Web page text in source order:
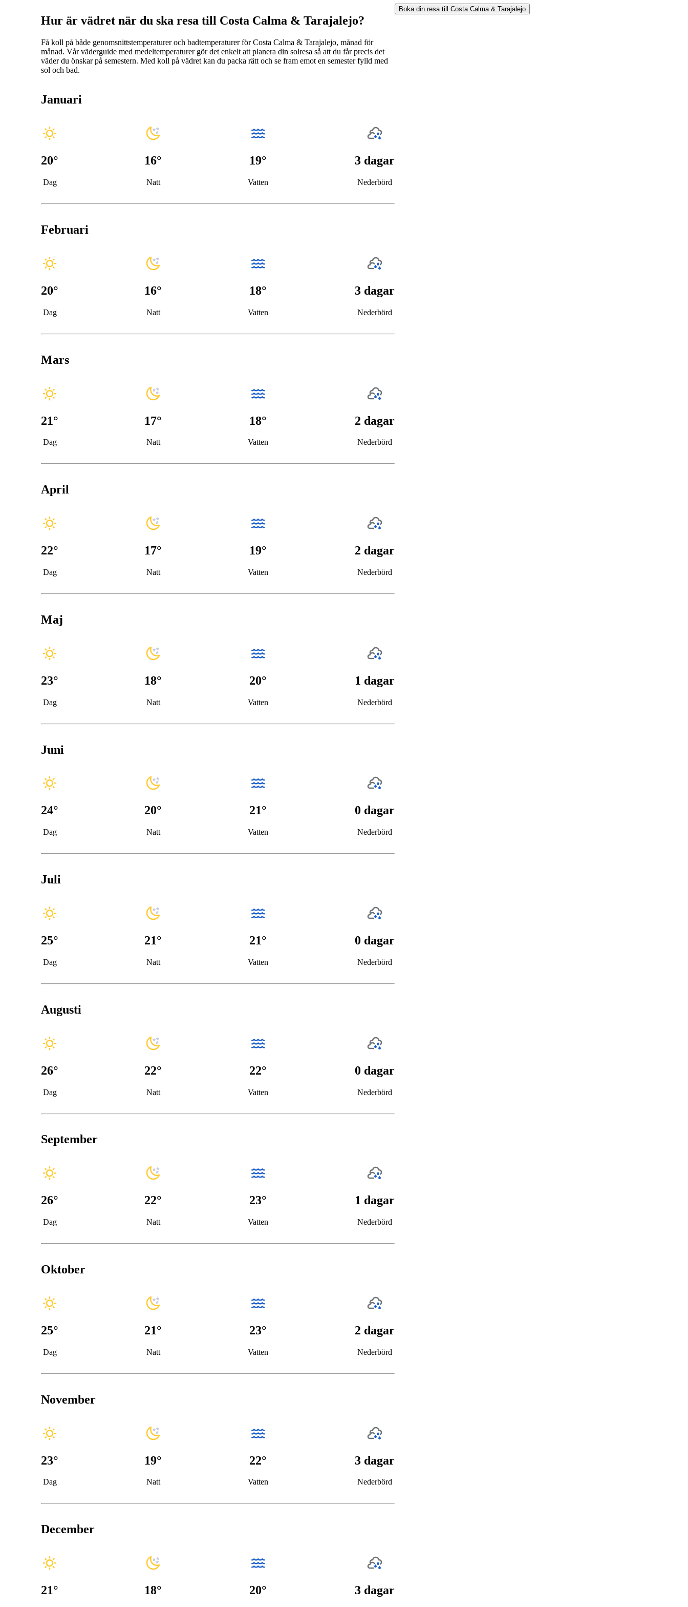
Hur är vädret när du ska resa till Costa Calma & Tarajalejo?
Få koll på både genomsnittstemperaturer och badtemperaturer för Costa Calma & Tarajalejo, månad för
månad. Vår väderguide med medeltemperaturer gör det enkelt att planera din solresa så att du får precis det
väder du önskar på semestern. Med koll på vädret kan du packa rätt och se fram emot en semester fylld med
sol och bad.
Januari
20°
Dag
16°
Natt
19°
Vatten
3 dagar
Nederbörd
Februari
20°
Dag
16°
Natt
18°
Vatten
3 dagar
Nederbörd
Mars
21°
Dag
17°
Natt
18°
Vatten
2 dagar
Nederbörd
April
22°
Dag
17°
Natt
19°
Vatten
2 dagar
Nederbörd
Maj
23°
Dag
18°
Natt
20°
Vatten
1 dagar
Nederbörd
Juni
24°
Dag
20°
Natt
21°
Vatten
0 dagar
Nederbörd
Juli
25°
Dag
21°
Natt
21°
Vatten
0 dagar
Nederbörd
Augusti
26°
Dag
22°
Natt
22°
Vatten
0 dagar
Nederbörd
September
26°
Dag
22°
Natt
23°
Vatten
1 dagar
Nederbörd
Oktober
25°
Dag
21°
Natt
23°
Vatten
2 dagar
Nederbörd
November
23°
Dag
19°
Natt
22°
Vatten
3 dagar
Nederbörd
December
21° 18° 20° 3 dagar
Boka din resa till Costa Calma & Tarajalejo